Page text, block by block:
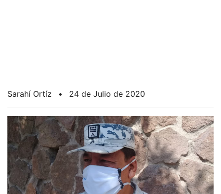
Sarahí Ortíz • 24 de Julio de 2020